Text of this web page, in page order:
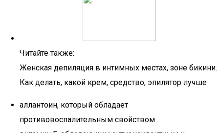
Читайте также:
Женская депиляция в интимных местах, зоне бикини.
Как делать, какой крем, средство, эпилятор лучше
аллантоин, который обладает
противовоспалительным свойством